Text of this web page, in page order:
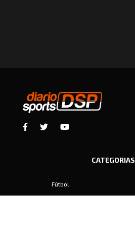
CATEGORIAS
Fútbol